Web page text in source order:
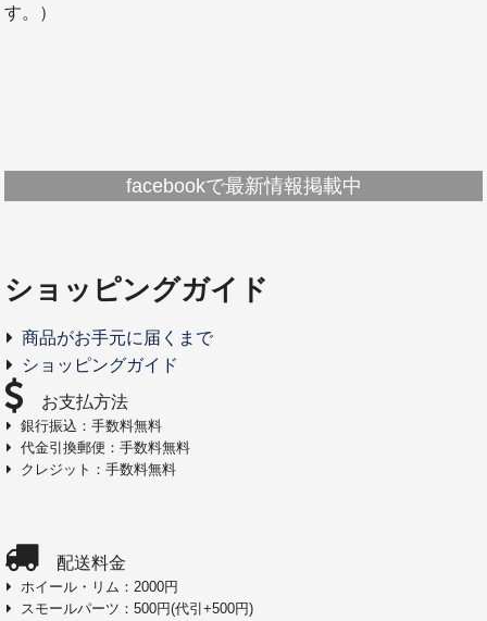
す。）
facebookで最新情報掲載中
ショッピングガイド
商品がお手元に届くまで
ショッピングガイド
お支払方法
銀行振込：手数料無料
代金引換郵便：手数料無料
クレジット：手数料無料
配送料金
ホイール・リム：2000円
スモールパーツ：500円(代引+500円)